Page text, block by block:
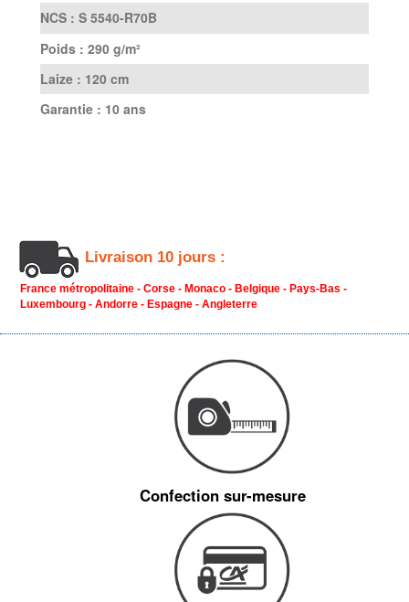
NCS : S 5540-R70B
Poids : 290 g/m²
Laize : 120 cm
Garantie : 10 ans
Livraison 10 jours :
France métropolitaine - Corse - Monaco - Belgique - Pays-Bas -
Luxembourg - Andorre - Espagne - Angleterre
Confection sur-mesure